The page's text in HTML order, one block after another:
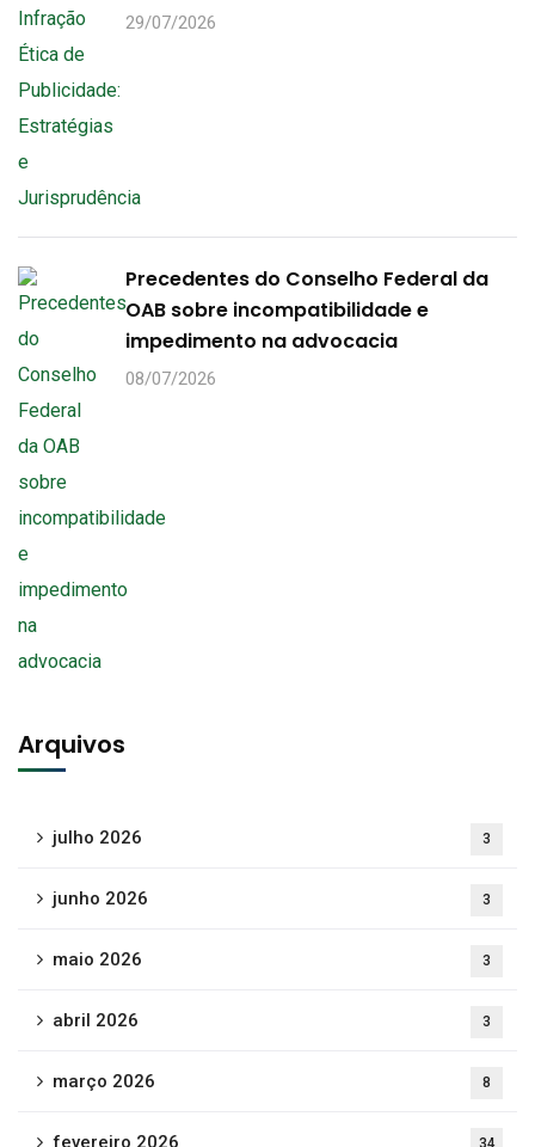
29/07/2026
Precedentes do Conselho Federal da
OAB sobre incompatibilidade e
impedimento na advocacia
08/07/2026
Arquivos
julho 2026 3
junho 2026 3
maio 2026 3
abril 2026 3
março 2026 8
fevereiro 2026 34